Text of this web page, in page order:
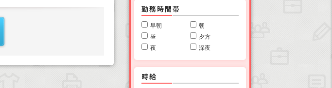
早朝
朝
昼
夕方
夜
深夜